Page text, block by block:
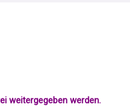
weitergegeben werden.